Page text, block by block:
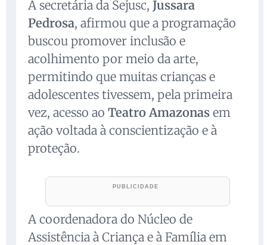
A secretária da Sejusc, Jussara
Pedrosa, afirmou que a programação
buscou promover inclusão e
acolhimento por meio da arte,
permitindo que muitas crianças e
adolescentes tivessem, pela primeira
vez, acesso ao Teatro Amazonas em
ação voltada à conscientização e à
proteção.
A coordenadora do Núcleo de
Assistência à Criança e à Família em